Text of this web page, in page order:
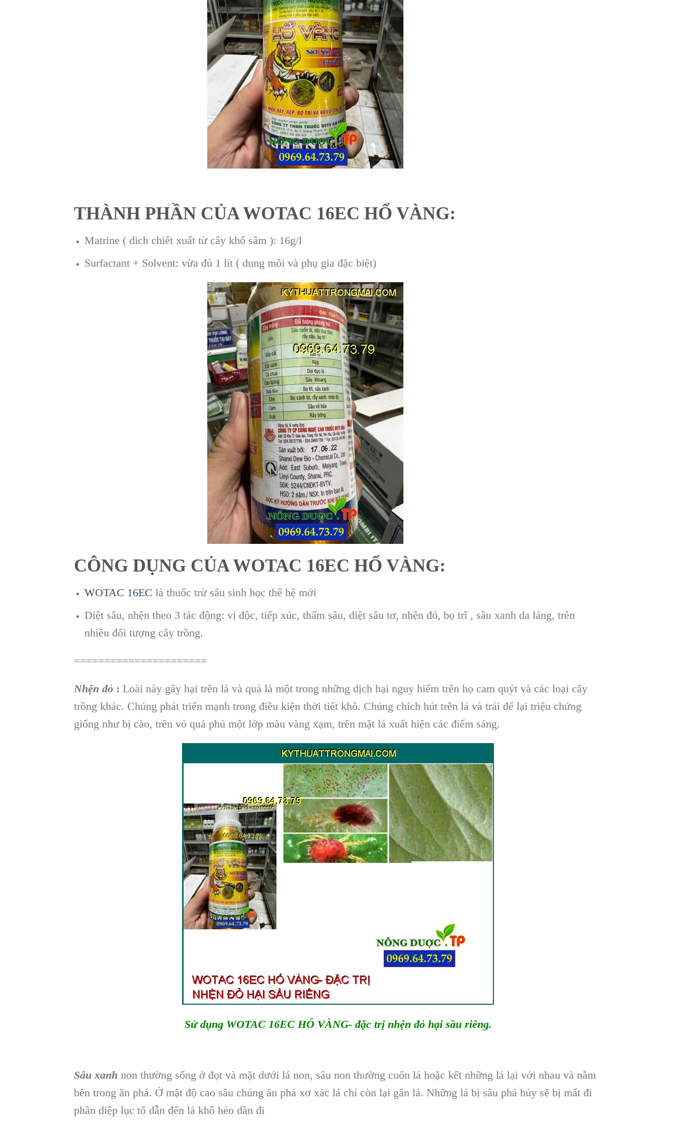
THÀNH PHẦN CỦA WOTAC 16EC HỔ VÀNG:
Matrine ( dich chiết xuất từ cây khổ sâm ): 16g/l
Surfactant + Solvent: vừa đủ 1 lít ( dung môi và phụ gia đặc biệt)
CÔNG DỤNG CỦA WOTAC 16EC HỔ VÀNG:
WOTAC 16EC là thuốc trừ sâu sinh học thế hệ mới
Diệt sâu, nhện theo 3 tác động: vị độc, tiếp xúc, thấm sâu, diệt sâu tơ, nhện đỏ, bọ trĩ , sâu xanh da láng, trên
nhiều đối tượng cây trồng.
======================
Nhện đỏ : Loài này gây hại trên lá và quả là một trong những dịch hại nguy hiểm trên họ cam quýt và các loại cây
trồng khác. Chúng phát triển mạnh trong điều kiện thời tiết khô. Chúng chích hút trên lá và trái để lại triệu chứng
giống như bị cào, trên vỏ quả phủ một lớp màu vàng xạm, trên mặt lá xuất hiện các điểm sáng.
Sử dụng WOTAC 16EC HỔ VÀNG- đặc trị nhện đỏ hại sầu riêng.
Sâu xanh non thường sống ở đọt và mặt dưới lá non, sâu non thường cuốn lá hoặc kết những lá lại với nhau và nằm
bên trong ăn phá. Ở mật độ cao sâu chúng ăn phá xơ xác lá chỉ còn lại gân lá. Những lá bị sâu phá hủy sẽ bị mất đi
phần diệp lục tố dẫn đến lá khô héo dần đi